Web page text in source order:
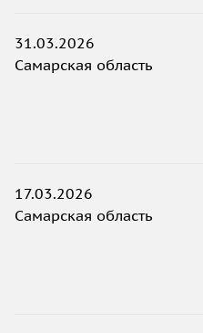
31.03.2026
Самарская область
17.03.2026
Самарская область